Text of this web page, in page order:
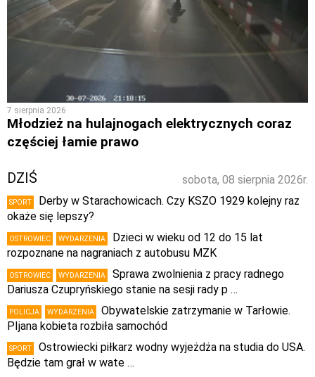
7 sierpnia 2026
Młodzież na hulajnogach elektrycznych coraz
częściej łamie prawo
sobota, 08 sierpnia 2026r.
DZIŚ
SPORT
Derby w Starachowicach. Czy KSZO 1929 kolejny raz
okaże się lepszy?
OSTROWIEC WYDARZENIA
Dzieci w wieku od 12 do 15 lat
rozpoznane na nagraniach z autobusu MZK
OSTROWIEC WYDARZENIA
Sprawa zwolnienia z pracy radnego
Dariusza Czupryńskiego stanie na sesji rady p …
POLICJA WYDARZENIA
Obywatelskie zatrzymanie w Tarłowie.
PIjana kobieta rozbiła samochód
SPORT
Ostrowiecki piłkarz wodny wyjeżdża na studia do USA.
Będzie tam grał w wate …